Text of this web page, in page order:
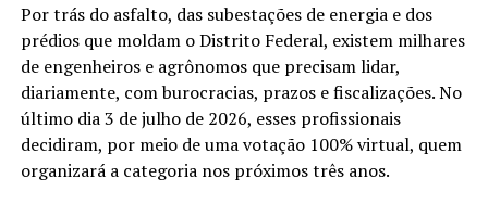
Por trás do asfalto, das subestações de energia e dos
prédios que moldam o Distrito Federal, existem milhares
de engenheiros e agrônomos que precisam lidar,
diariamente, com burocracias, prazos e fiscalizações. No
último dia 3 de julho de 2026, esses profissionais
decidiram, por meio de uma votação 100% virtual, quem
organizará a categoria nos próximos três anos.